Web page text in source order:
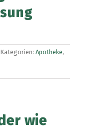
Kategorien: Apotheke,
wie